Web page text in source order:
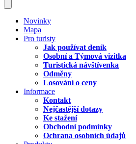
Novinky
Mapa
Pro turisty
Jak používat deník
Osobní a Týmová vizitka
Turistická návštívenka
Odměny
Losování o ceny
Informace
Kontakt
Nejčastější dotazy
Ke stažení
Obchodní podmínky
Ochrana osobních údajů